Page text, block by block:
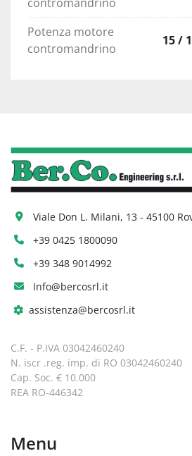
Potenza motore
contromandrino
15 /
Viale Don L. Milani, 13 - 45100
+39 0425 1800090
+39 348 9014992
Info@bercosrl.it
assistenza@bercosrl.it
C.F. - P.IVA 03042460240
N. iscr .reg. imp. di RO 03042460240
Cap. Soc. € 10.000
REA RO-446342
Menu